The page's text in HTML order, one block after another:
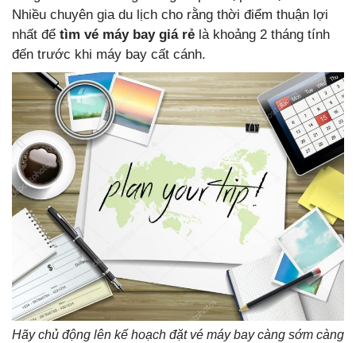
Nhiều chuyên gia du lịch cho rằng thời điểm thuận lợi
nhất để tìm vé máy bay giá rẻ là khoảng 2 tháng tính
đến trước khi máy bay cất cánh.
Hãy chủ động lên kế hoạch đặt vé máy bay càng sớm càng